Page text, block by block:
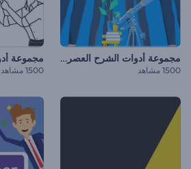
مجموعة أدوات الشرح العصرية
1500 مشاهد 1500 مشاهد